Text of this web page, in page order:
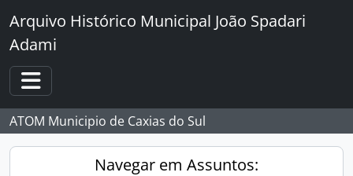
Skip to main content
Arquivo Histórico Municipal João Spadari
Adami
Toggle navigation
ATOM Municipio de Caxias do Sul
Navegar em Assuntos: